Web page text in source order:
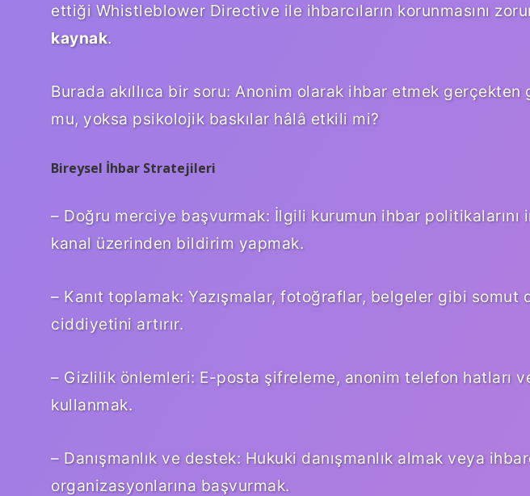
ettiği Whistleblower Directive ile ihbarcıların korunmasını
kaynak.
Burada akıllıca bir soru: Anonim olarak ihbar etmek
mu, yoksa psikolojik baskılar hâlâ etkili mi?
Bireysel İhbar Stratejileri
– Doğru merciye başvurmak: İlgili kurumun ihbar
kanal üzerinden bildirim yapmak.
– Kanıt toplamak: Yazışmalar, fotoğraflar, belgeler gibi somut
ciddiyetini artırır.
– Gizlilik önlemleri: E-posta şifreleme, anonim telefon hatları
kullanmak.
– Danışmanlık ve destek: Hukuki danışmanlık almak veya
organizasyonlarına başvurmak.